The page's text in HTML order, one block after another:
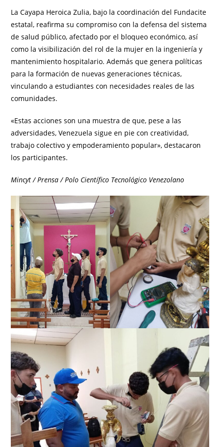
La Cayapa Heroica Zulia, bajo la coordinación del Fundacite
estatal, reafirma su compromiso con la defensa del sistema
de salud público, afectado por el bloqueo económico, así
como la visibilización del rol de la mujer en la ingeniería y
mantenimiento hospitalario. Además que genera políticas
para la formación de nuevas generaciones técnicas,
vinculando a estudiantes con necesidades reales de las
comunidades.
«Estas acciones son una muestra de que, pese a las
adversidades, Venezuela sigue en pie con creatividad,
trabajo colectivo y empoderamiento popular», destacaron
los participantes.
Mincyt / Prensa / Polo Científico Tecnológico Venezolano